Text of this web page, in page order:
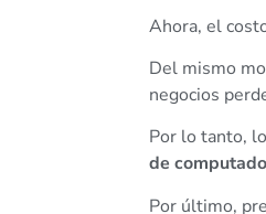
Ahora, el
Del mismo
negocios
Por lo tanto,
de
Por último,